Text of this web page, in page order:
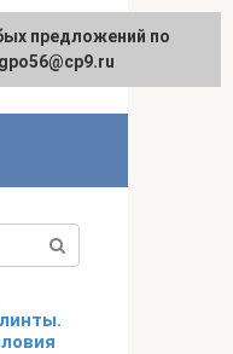
English
предложений по